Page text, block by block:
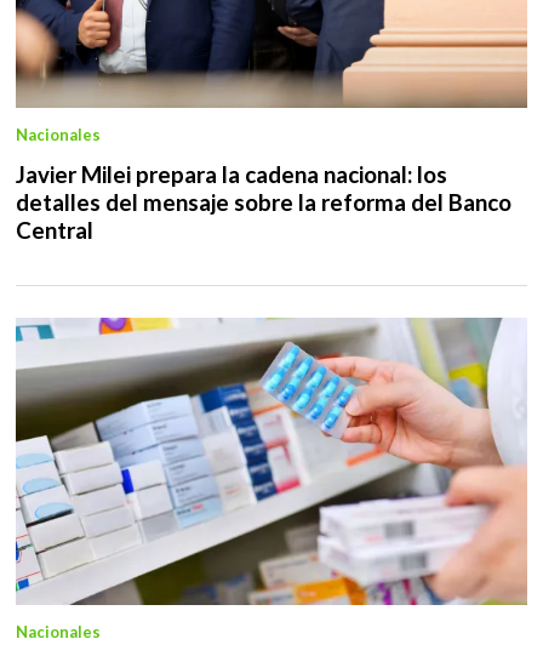
Javier Milei prepara la cadena nacional: los
detalles del mensaje sobre la reforma del Banco
Central
Nacionales
Nacionales